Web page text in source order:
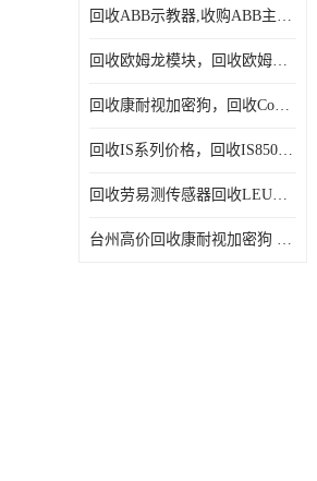
回收ABB示教器,收购ABB主机CPU,回收DSQC69示教器
回收欧姆龙模块，回收欧姆龙CPU,回收欧姆龙cpu
回收康耐视加密狗，回收Cognex加密狗，回收Cognex相机
回收IS系列价格，回收IS8505MP视觉，回收康耐视无包装相机
回收劳易测传感器回收LEUZE传感器
台州高价回收康耐视加密狗 收购康耐视加密狗 废旧回收